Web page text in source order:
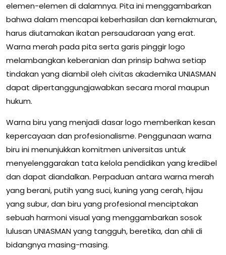
elemen-elemen di dalamnya. Pita ini menggambarkan
bahwa dalam mencapai keberhasilan dan kemakmuran,
harus diutamakan ikatan persaudaraan yang erat.
Warna merah pada pita serta garis pinggir logo
melambangkan keberanian dan prinsip bahwa setiap
tindakan yang diambil oleh civitas akademika UNIASMAN
dapat dipertanggungjawabkan secara moral maupun
hukum.
Warna biru yang menjadi dasar logo memberikan kesan
kepercayaan dan profesionalisme. Penggunaan warna
biru ini menunjukkan komitmen universitas untuk
menyelenggarakan tata kelola pendidikan yang kredibel
dan dapat diandalkan. Perpaduan antara warna merah
yang berani, putih yang suci, kuning yang cerah, hijau
yang subur, dan biru yang profesional menciptakan
sebuah harmoni visual yang menggambarkan sosok
lulusan UNIASMAN yang tangguh, beretika, dan ahli di
bidangnya masing-masing.